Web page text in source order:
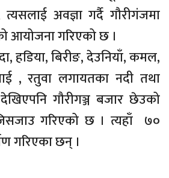
अवज्ञा गर्दै गौरीगंजमा
आयोजना गरिएको छ ।
हडिया, बिरीङ, देउनियाँ, कमल,
, रतुवा लगायतका नदी तथा
गौरीगञ्ज बजार छेउको
गरिएको छ । त्यहाँ ७०
गरिएका छन् ।